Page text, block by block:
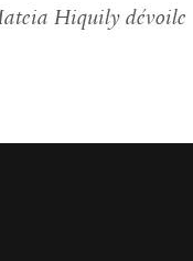
Hiquily dévoile